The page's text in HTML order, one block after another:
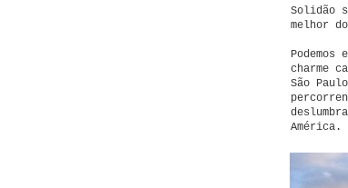
Solidão
melhor
charme
São
América.